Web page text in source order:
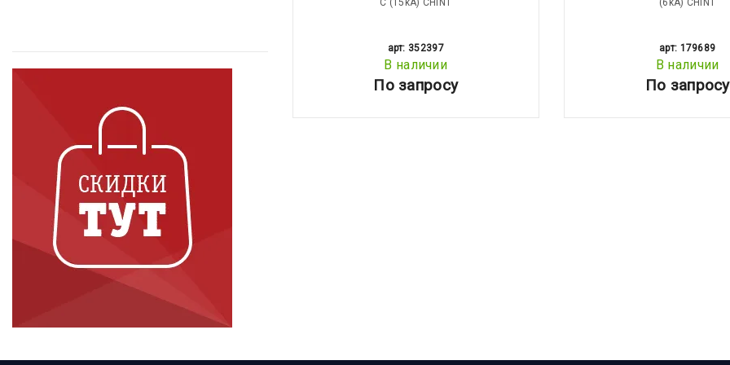
С (15kA) CHINT
арт: 352397
В наличии
По запросу
(6kA) CHINT
арт: 179689
В наличии
По запросу